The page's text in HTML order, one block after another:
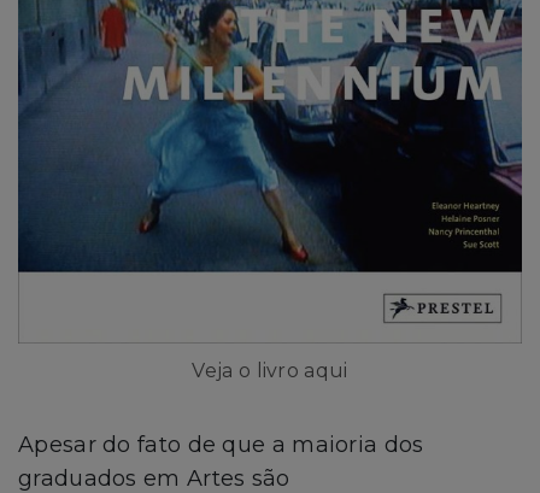
Veja o livro aqui
Apesar do fato de que a maioria dos
graduados em Artes são